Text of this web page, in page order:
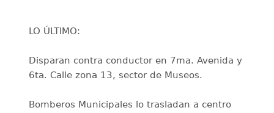
LO ÚLTIMO:
Disparan contra conductor en 7ma. Avenida y
6ta. Calle zona 13, sector de Museos.
Bomberos Municipales lo trasladan a centro